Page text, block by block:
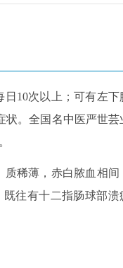
10次以上；可有左下
状。全国名中医严世芸
稀薄，赤白脓血相间
往有十二指肠球部溃